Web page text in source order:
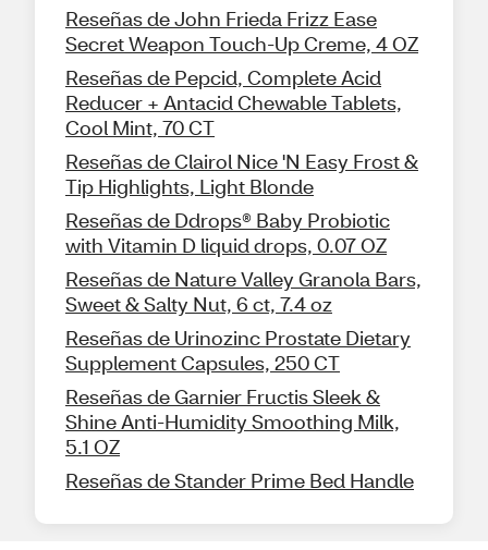
Reseñas de John Frieda Frizz Ease
Secret Weapon Touch-Up Creme, 4 OZ
Reseñas de Pepcid, Complete Acid
Reducer + Antacid Chewable Tablets,
Cool Mint, 70 CT
Reseñas de Clairol Nice 'N Easy Frost &
Tip Highlights, Light Blonde
Reseñas de Ddrops® Baby Probiotic
with Vitamin D liquid drops, 0.07 OZ
Reseñas de Nature Valley Granola Bars,
Sweet & Salty Nut, 6 ct, 7.4 oz
Reseñas de Urinozinc Prostate Dietary
Supplement Capsules, 250 CT
Reseñas de Garnier Fructis Sleek &
Shine Anti-Humidity Smoothing Milk,
5.1 OZ
Reseñas de Stander Prime Bed Handle